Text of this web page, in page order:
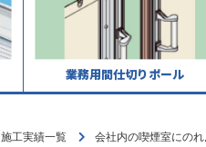
業務用間仕切りポール
施工実績一覧 会社内の喫煙室にの